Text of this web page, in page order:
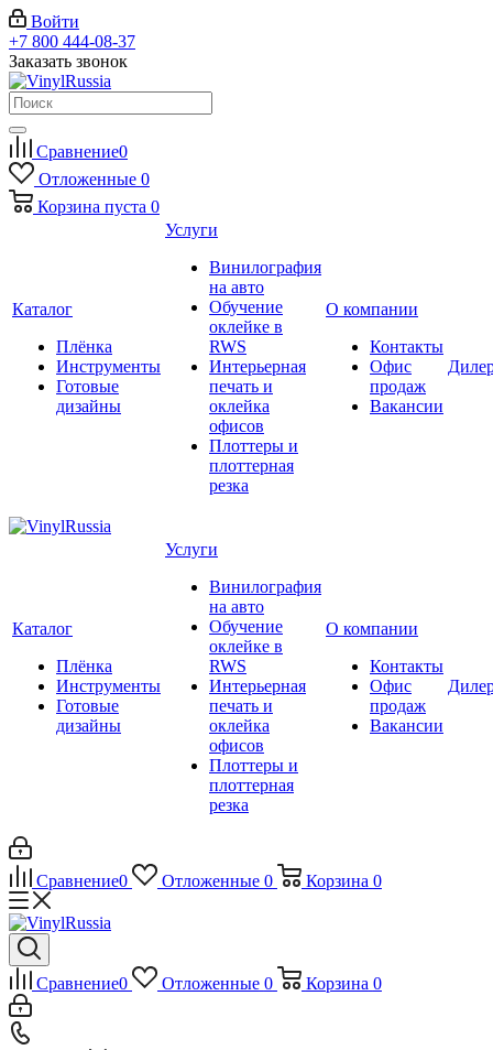
Войти
+7 800 444-08-37
Заказать звонок
Сравнение0
Отложенные 0
Корзина пуста 0
Каталог
Плёнка
Инструменты
Готовые
дизайны
Услуги
Винилография
на авто
Обучение
оклейке в
RWS
Интерьерная
печать и
оклейка
офисов
Плоттеры и
плоттерная
резка
О компании
Контакты
Офис
продаж
Вакансии
Каталог
Плёнка
Инструменты
Готовые
дизайны
Услуги
Винилография
на авто
Обучение
оклейке в
RWS
Интерьерная
печать и
оклейка
офисов
Плоттеры и
плоттерная
резка
О компании
Контакты
Офис
продаж
Вакансии
Сравнение0 Отложенные 0 Корзина 0
Сравнение0 Отложенные 0 Корзина 0